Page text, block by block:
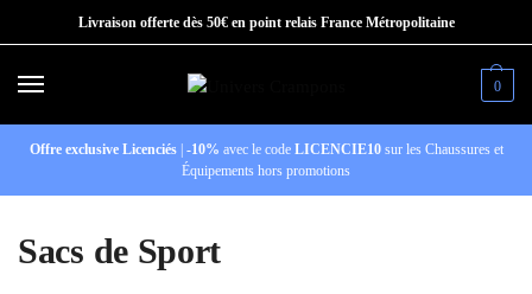
Livraison offerte dès 50€ en point relais France Métropolitaine
0
Offre exclusive Licenciés| -10% avec le code LICENCIE10sur les Chaussures et
Équipements hors promotions
Sacs de Sport